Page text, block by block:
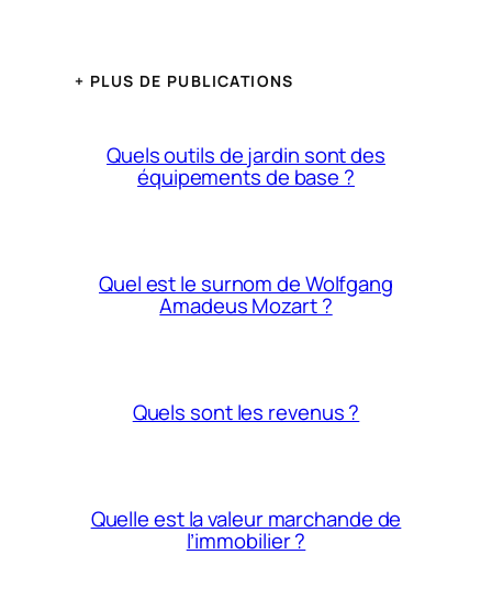
+ PLUS DE PUBLICATIONS
Quels outils de jardin sont des
équipements de base ?
Quel est le surnom de Wolfgang
Amadeus Mozart ?
Quels sont les revenus ?
Quelle est la valeur marchande de
l’immobilier ?